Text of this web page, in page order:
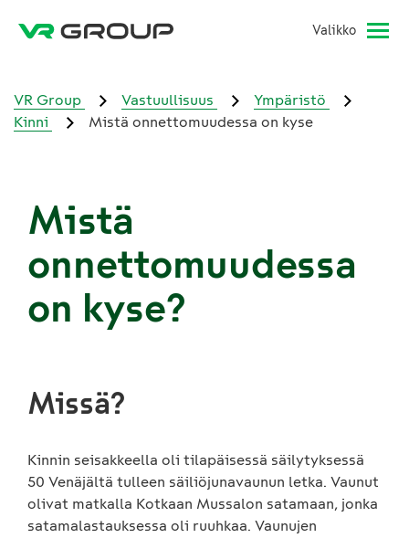
Valikko
VR Group Vastuullisuus
Ympäristö
Kinni
Mistä onnettomuudessa on kyse
Mistä
onnettomuudessa
on kyse?
Missä?
Kinnin seisakkeella oli tilapäisessä säilytyksessä
50 Venäjältä tulleen säiliöjunavaunun letka. Vaunut
olivat matkalla Kotkaan Mussalon satamaan, jonka
satamalastauksessa oli ruuhkaa. Vaunujen